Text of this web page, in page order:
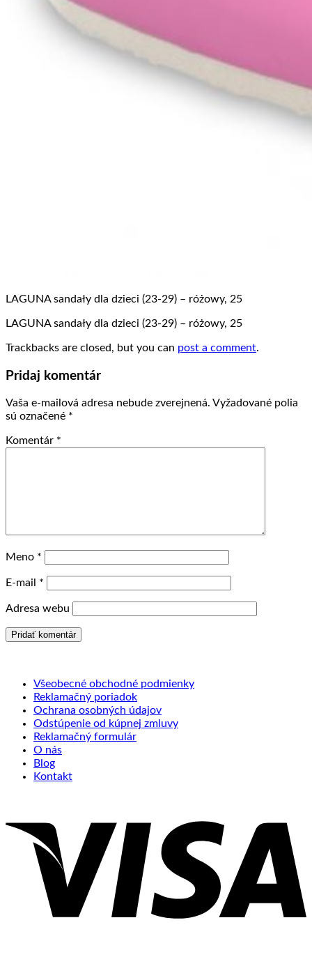
LAGUNA sandały dla dzieci (23-29) – różowy, 25
LAGUNA sandały dla dzieci (23-29) – różowy, 25
Trackbacks are closed, but you can post a comment.
Pridaj komentár
Vaša e-mailová adresa nebude zverejnená. Vyžadované polia
sú označené *
Komentár *
Meno *
E-mail *
Adresa webu
Všeobecné obchodné podmienky
Reklamačný poriadok
Ochrana osobných údajov
Odstúpenie od kúpnej zmluvy
Reklamačný formulár
O nás
Blog
Kontakt